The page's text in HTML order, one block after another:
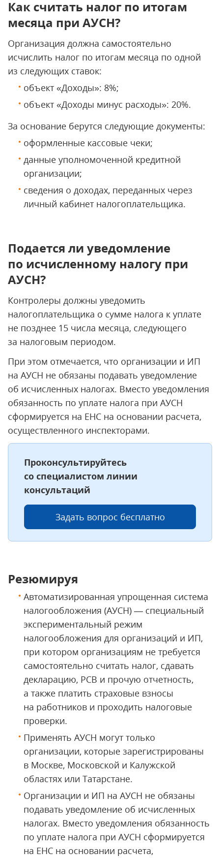
Как считать налог по итогам
месяца при АУСН?
Организация должна самостоятельно
исчислить налог по итогам месяца по одной
из следующих ставок:
объект «Доходы»: 8%;
объект «Доходы минус расходы»: 20%.
За основание берутся следующие документы:
оформленные кассовые чеки;
данные уполномоченной кредитной
организации;
сведения о доходах, переданных через
личный кабинет налогоплательщика.
Подается ли уведомление
по исчисленному налогу при
АУСН?
Контролеры должны уведомить
налогоплательщика о сумме налога к уплате
не позднее 15 числа месяца, следующего
за налоговым периодом.
При этом отмечается, что организации и ИП
на АУСН не обязаны подавать уведомление
об исчисленных налогах. Вместо уведомления
обязанность по уплате налога при АУСН
сформируется на ЕНС на основании расчета,
осуществленного инспекторами.
Проконсультируйтесь
со специалистом линии
консультаций
Задать вопрос бесплатно
Резюмируя
Автоматизированная упрощенная система
налогообложения (АУСН) — специальный
экспериментальный режим
налогообложения для организаций и ИП,
при котором организациям не требуется
самостоятельно считать налог, сдавать
декларацию, РСВ и прочую отчетность,
а также платить страховые взносы
на работников и проходить налоговые
проверки.
Применять АУСН могут только
организации, которые зарегистрированы
в Москве, Московской и Калужской
областях или Татарстане.
Организации и ИП на АУСН не обязаны
подавать уведомление об исчисленных
налогах. Вместо уведомления обязанность
по уплате налога при АУСН сформируется
на ЕНС на основании расчета,